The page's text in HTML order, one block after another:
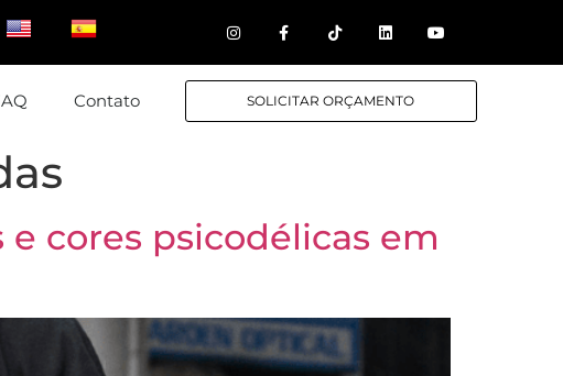
Contato SOLICITAR ORÇAMENTO
cores psicodélicas em